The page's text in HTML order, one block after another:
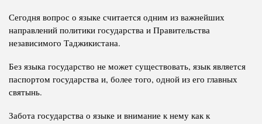
Сегодня вопрос о языке считается одним из важнейших
направлений политики государства и Правительства
независимого Таджикистана.
Без языка государство не может существовать, язык является
паспортом государства и, более того, одной из его главных
святынь.
Забота государства о языке и внимание к нему как к